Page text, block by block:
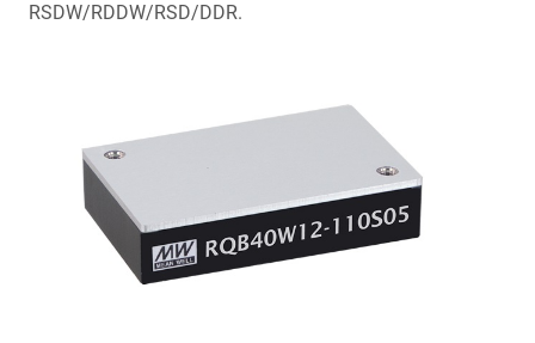
RSDW/RDDW/RSD/DDR.